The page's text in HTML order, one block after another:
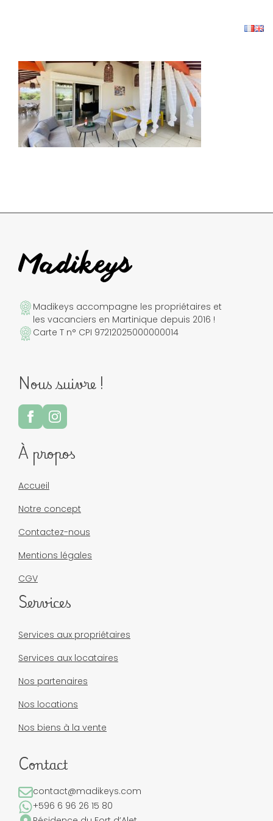
Madikeys accompagne les propriétaires et
les vacanciers en Martinique depuis 2016 !
Carte T n° CPI 97212025000000014
Nous suivre !
À propos
Accueil
Notre concept
Contactez-nous
Mentions légales
CGV
Services
Services aux propriétaires
Services aux locataires
Nos partenaires
Nos locations
Nos biens à la vente
Contact
contact@madikeys.com
+596 6 96 26 15 80